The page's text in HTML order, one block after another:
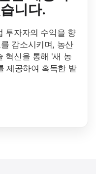
니다.
투자자의 수익을 향
감소시키며, 농산
혁신을 통해 '새 농
제공하여 혹독한 밭